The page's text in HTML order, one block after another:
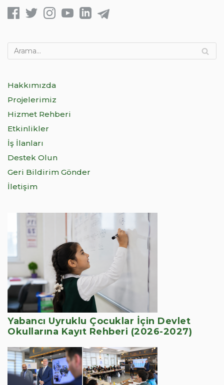
Hakkımızda
Projelerimiz
Hizmet Rehberi
Etkinlikler
İş İlanları
Destek Olun
Geri Bildirim Gönder
İletişim
Yabancı Uyruklu Çocuklar İçin Devlet
Okullarına Kayıt Rehberi (2026-2027)